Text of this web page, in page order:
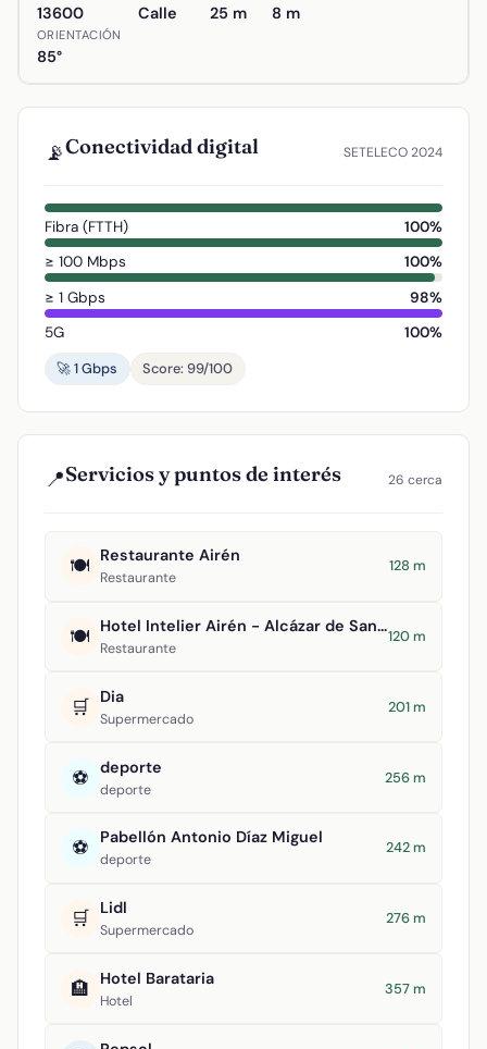
13600 Calle 25 m 8 m
ORIENTACIÓN
85°
📡Conectividad digital SETELECO 2024
Fibra (FTTH)
100%
≥ 100 Mbps
100%
≥ 1 Gbps
98%
5G
100%
🚀 1 Gbps
Score: 99/100
📍Servicios y puntos de interés 26 cerca
🍽️ Restaurante Airén
Restaurante
128 m
🍽️ Hotel Intelier Airén - Alcázar de San Juan
Restaurante
120 m
🛒 Dia
Supermercado
201 m
⚽ deporte
deporte
256 m
⚽ Pabellón Antonio Díaz Miguel
deporte
242 m
🛒 Lidl
Supermercado
276 m
🏨 Hotel Barataria
Hotel
357 m